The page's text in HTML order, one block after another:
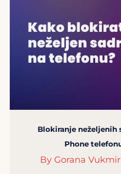
Blokiranje neželjenih
Phone
By Gorana Vukmir